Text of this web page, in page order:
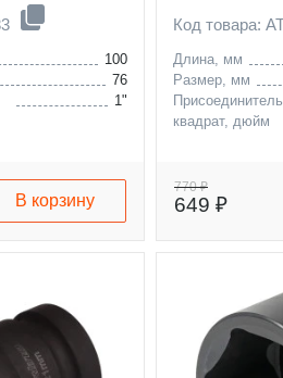
100
76
1"
В корзину
Код товара:
Длина, мм
Размер, мм
квадрат, дюйм
770 ₽
649 ₽